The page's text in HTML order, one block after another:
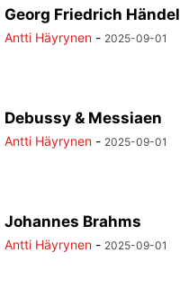
Georg Friedrich Händel
Antti Häyrynen - 2025-09-01
Debussy & Messiaen
Antti Häyrynen - 2025-09-01
Johannes Brahms
Antti Häyrynen - 2025-09-01